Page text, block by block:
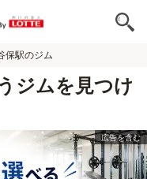
保駅のジム
ジムを見つけ